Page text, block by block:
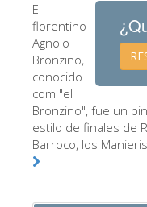
Otros
El
florentino
Agnolo
Bronzino,
conocido
com "el
Bronzino", fue un
estilo de finales de
Barroco, los